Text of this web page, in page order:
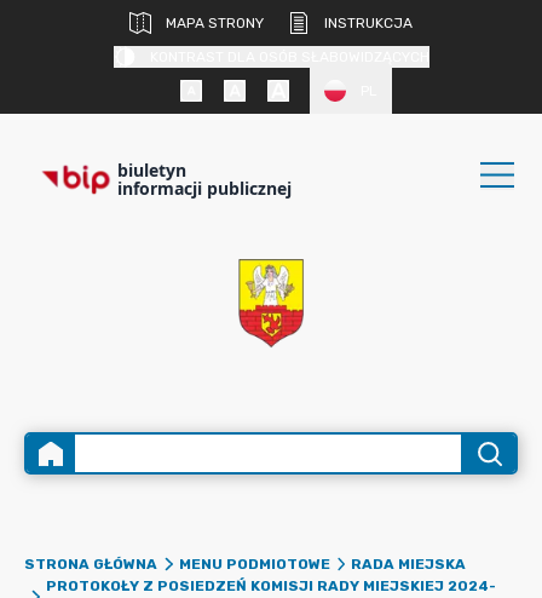
MAPA STRONY
INSTRUKCJA
biuletyn
informacji publicznej
STRONA GŁÓWNA MENU PODMIOTOWE
RADA MIEJSKA
PROTOKOŁY Z POSIEDZEŃ KOMISJI RADY MIEJSKIEJ 2024-